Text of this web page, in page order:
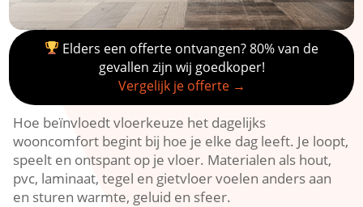
Elders een offerte ontvangen? 80% van de
gevallen zijn wij goedkoper!
Vergelijk je offerte →
Hoe beïnvloedt vloerkeuze het dagelijks
wooncomfort begint bij hoe je elke dag leeft.​ Je loopt,
speelt en ontspant op je vloer.​ Materialen als hout,
pvc, laminaat, tegel en gietvloer voelen anders aan
en sturen warmte, geluid en sfeer.​